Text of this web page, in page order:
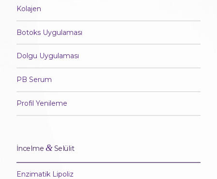
Kolajen
Botoks Uygulaması
Dolgu Uygulaması
PB Serum
Profil Yenileme
İncelme &Selülit
Enzimatik Lipoliz